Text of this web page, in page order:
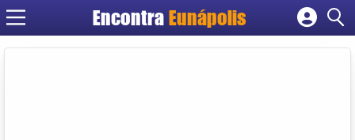
EncontraEunápolis
Cadastrar empresa